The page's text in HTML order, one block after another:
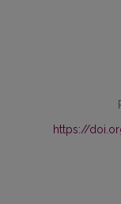
https://